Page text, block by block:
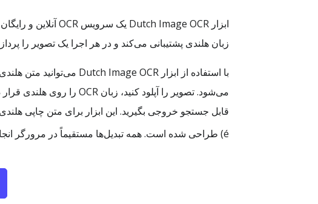
زبان هلندی پشتیبانی می‌کند و در هر اجرا یک تصویر
é) طراحی شده است. همه تبدیل‌ها مستقیماً در مرورگر انجام می‌شود و نیازی به نصب نرم‌افزار نیست.